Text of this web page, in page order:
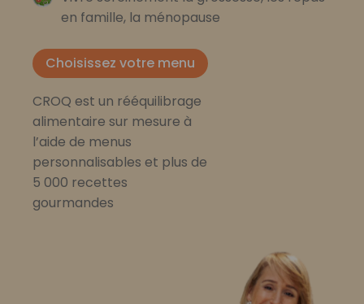
en famille, la ménopause
Choisissez votre menu
CROQ est un rééquilibrage
alimentaire sur mesure à
l’aide de menus
personnalisables et plus de
5 000 recettes
gourmandes